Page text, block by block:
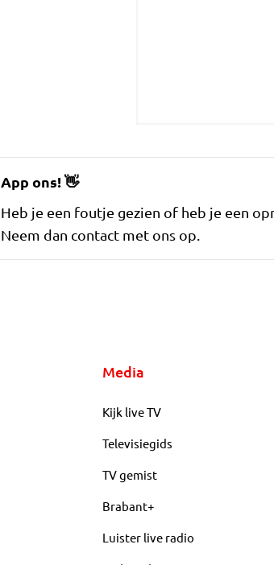
App ons!👋
Heb je een foutje gezien of heb je een
Neem dan contact met ons op.
Media
Kijk live TV
Televisiegids
TV gemist
Brabant+
Luister live radio